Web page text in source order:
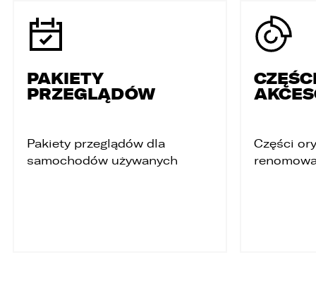
PAKIETY
PRZEGLĄDÓW
Pakiety przeglądów dla
samochodów używanych
Części